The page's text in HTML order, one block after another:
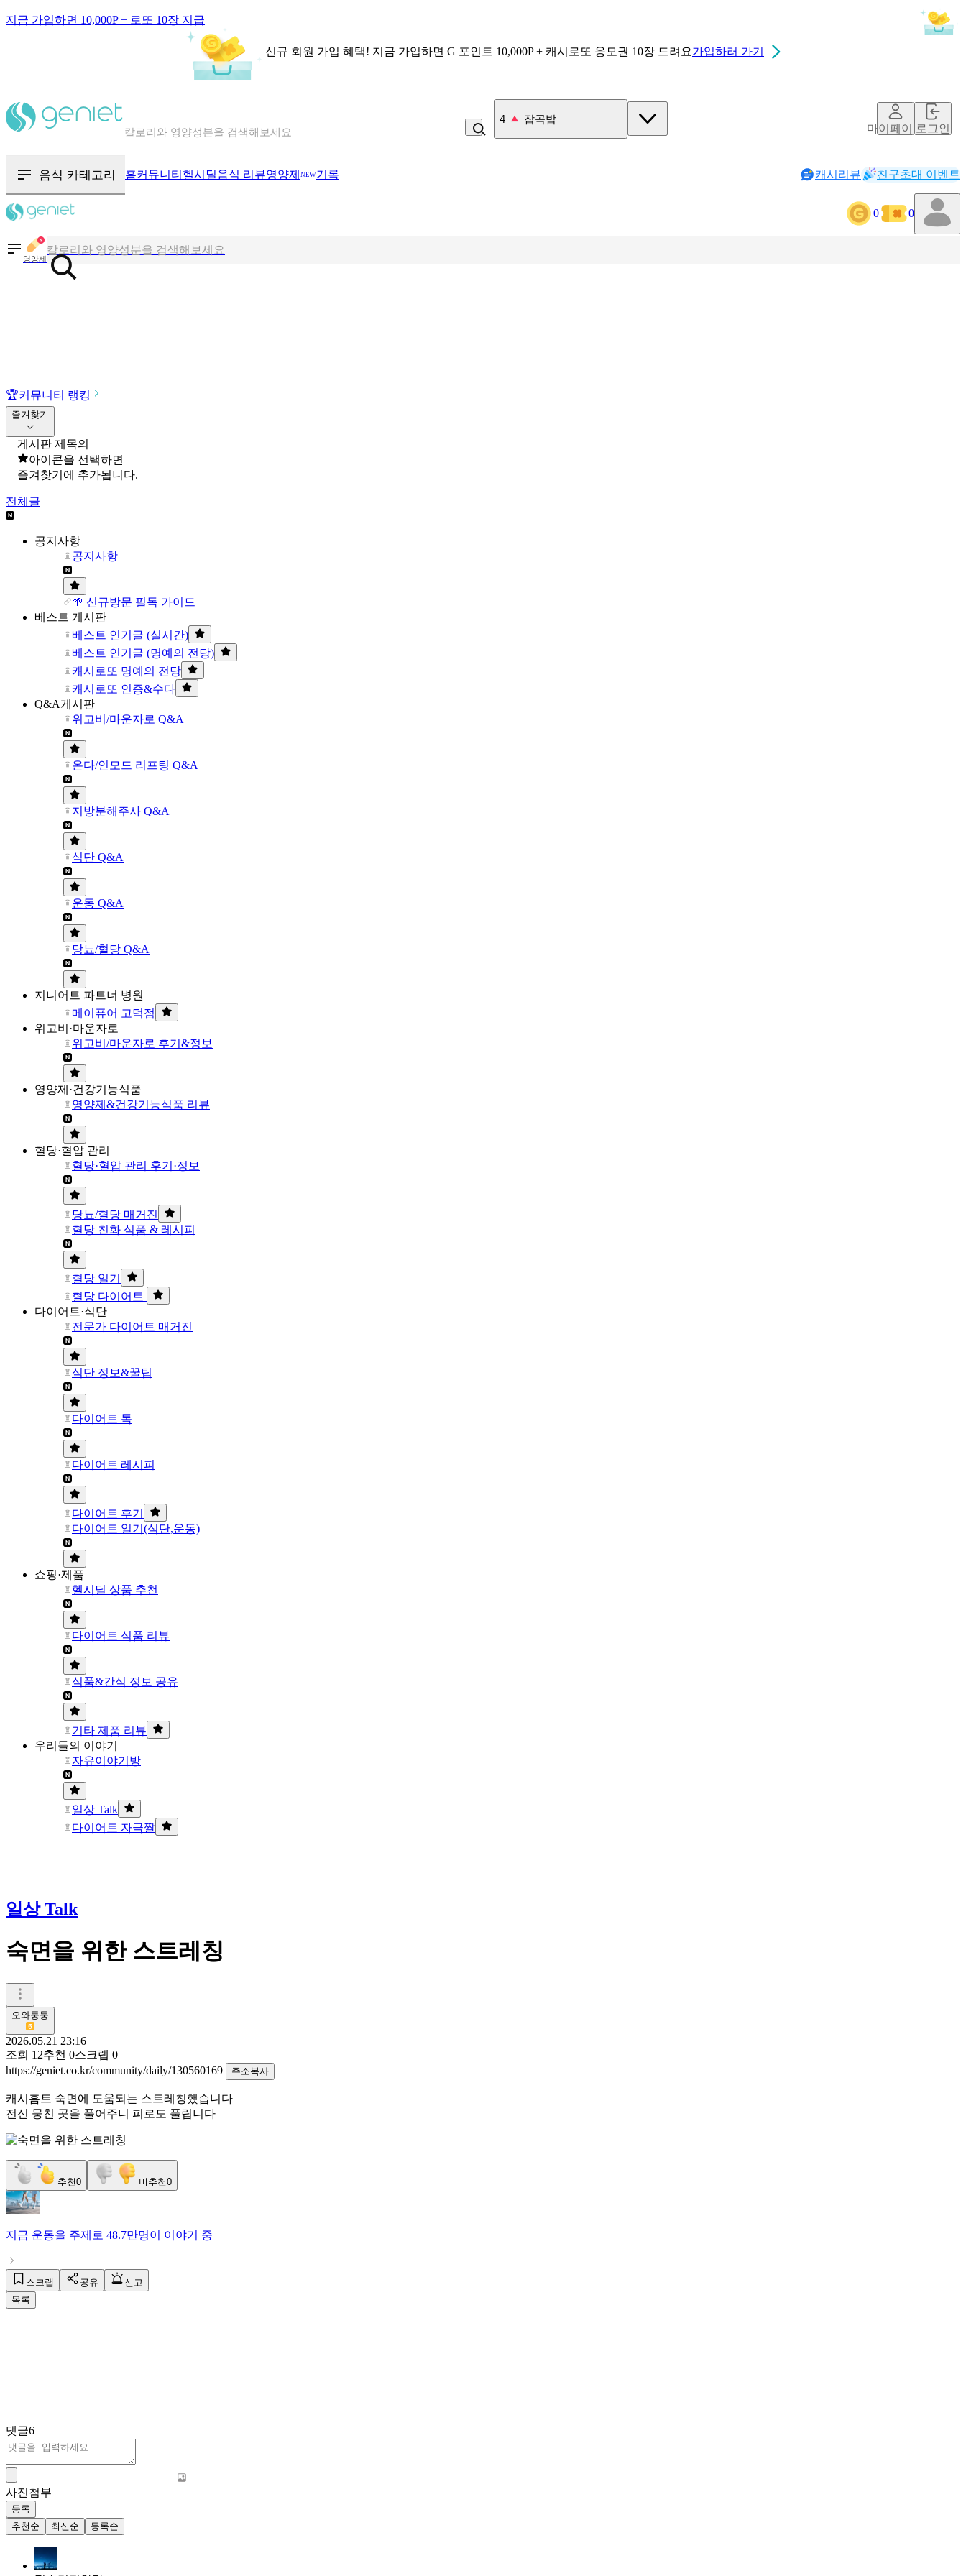
지금 가입하면 10,000P + 로또 10장 지급
신규 회원 가입 혜택! 지금 가입하면 G 포인트 10,000P + 캐시로또 응모권 10장 드려요가입하러 가기
혈당 · 다이어트 음식 검색해보세요
4 잡곡밥
마이페이지로그인
음식 카테고리 홈커뮤니티 헬시딜음식 리뷰영양제 NEW기록 캐시리뷰 친구초대 이벤트
0 0
영양제혈당 · 다이어트 음식 검색해보세요
음식 · 영양제 리뷰를 찾아보세요
🏆커뮤니티 랭킹
즐겨찾기
게시판 제목의
아이콘을 선택하면
즐겨찾기에 추가됩니다.
전체글
공지사항
공지사항
🌱 신규방문 필독 가이드
베스트 게시판
베스트 인기글 (실시간)
베스트 인기글 (명예의 전당)
캐시로또 명예의 전당
캐시로또 인증&수다
Q&A게시판
위고비/마운자로 Q&A
온다/인모드 리프팅 Q&A
지방분해주사 Q&A
식단 Q&A
운동 Q&A
당뇨/혈당 Q&A
지니어트 파트너 병원
메이퓨어 고덕점
위고비·마운자로
위고비/마운자로 후기&정보
영양제·건강기능식품
영양제&건강기능식품 리뷰
혈당·혈압 관리
혈당·혈압 관리 후기·정보
당뇨/혈당 매거진
혈당 친화 식품 & 레시피
혈당 일기
혈당 다이어트
다이어트·식단
전문가 다이어트 매거진
식단 정보&꿀팁
다이어트 톡
다이어트 레시피
다이어트 후기
다이어트 일기(식단,운동)
쇼핑·제품
헬시딜 상품 추천
다이어트 식품 리뷰
식품&간식 정보 공유
기타 제품 리뷰
우리들의 이야기
자유이야기방
일상 Talk
다이어트 자극짤
일상 Talk
숙면을 위한 스트레칭
오와둥둥
2026.05.21 23:16
조회 12추천 0스크랩 0
https://geniet.co.kr/community/daily/130560169
주소복사
캐시홈트 숙면에 도움되는 스트레칭했습니다
전신 뭉친 곳을 풀어주니 피로도 풀립니다
추천0 비추천0
지금 운동을 주제로 48.7만명이 이야기 중
스크랩 공유
신고
목록
댓글6
사진첨부
등록
추천순
최신순 등록순